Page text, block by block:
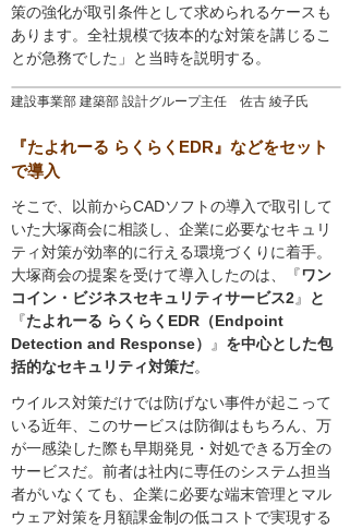
建設事業部 建築部 設計グループ主任 佐古 綾子氏
策の強化が取引条件として求められるケースも
あります。全社規模で抜本的な対策を講じるこ
とが急務でした」と当時を説明する。
『たよれーる らくらくEDR』などをセット
で導入
そこで、以前からCADソフトの導入で取引して
いた大塚商会に相談し、企業に必要なセキュリ
ティ対策が効率的に行える環境づくりに着手。
大塚商会の提案を受けて導入したのは、『ワン
コイン・ビジネスセキュリティサービス2』
と
『たよれーる らくらくEDR（Endpoint
Detection and Response）
』 を中心とした包
括的なセキュリティ対策だ。
ウイルス対策だけでは防げない事件が起こって
いる近年、このサービスは防御はもちろん、万
が一感染した際も早期発見・対処できる万全の
サービスだ。前者は社内に専任のシステム担当
者がいなくても、企業に必要な端末管理とマル
ウェア対策を月額課金制の低コストで実現する